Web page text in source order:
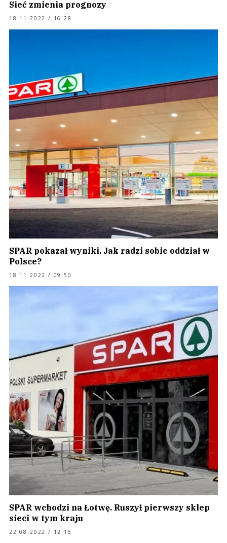
Sieć zmienia prognozy
18.11.2022 / 16:28
SPAR pokazał wyniki. Jak radzi sobie oddział w
Polsce?
18.11.2022 / 09:50
SPAR wchodzi na Łotwę. Ruszył pierwszy sklep
sieci w tym kraju
22.08.2022 / 12:16